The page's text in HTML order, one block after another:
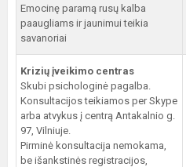
Emocinę paramą rusų kalba
paaugliams ir jaunimui teikia
savanoriai
Krizių įveikimo centras
Skubi psichologinė pagalba.
Konsultacijos teikiamos per Skype
arba atvykus į centrą Antakalnio g.
97, Vilniuje.
Pirminė konsultacija nemokama,
be išankstinės registracijos,